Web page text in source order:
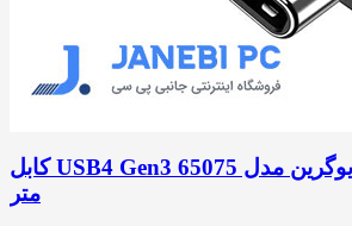
کابل USB4 Gen3 یوگرین مدل 65075 L705 طول 0.3
متر